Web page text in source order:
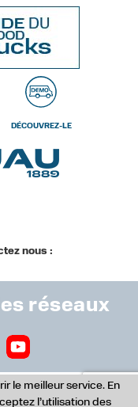
DÉCOUVREZ-LE
nous :
réseaux
le meilleur service. En
l’utilisation des